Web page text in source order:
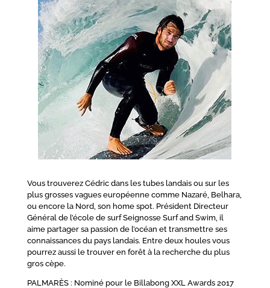
Vous trouverez Cédric dans les tubes landais ou sur les
plus grosses vagues européenne comme Nazaré, Belhara,
ou encore la Nord, son home spot. Président Directeur
Général de l’école de surf Seignosse Surf and Swim, il
aime partager sa passion de l’océan et transmettre ses
connaissances du pays landais. Entre deux houles vous
pourrez aussi le trouver en forêt à la recherche du plus
gros cèpe.
PALMARÈS : Nominé pour le Billabong XXL Awards 2017